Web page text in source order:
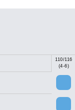
110/116
(4-6)